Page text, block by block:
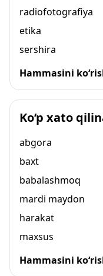
radiofotografiya
etika
sershira
Hammasini
Ko‘p xato
abgora
baxt
babalashmoq
mardi maydon
harakat
maxsus
Hammasini